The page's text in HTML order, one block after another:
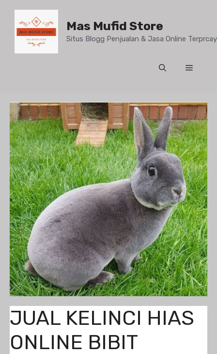
Mas Mufid Store
Situs Blogg Penjualan & Jasa Online
JUAL KELINCI HIAS
ONLINE BIBIT